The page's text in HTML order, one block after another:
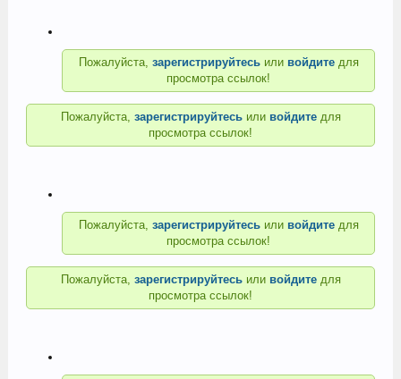
Пожалуйста, зарегистрируйтесьили войдите для
просмотра ссылок!
Пожалуйста, зарегистрируйтесьили войдите для
просмотра ссылок!
Пожалуйста, зарегистрируйтесьили войдите для
просмотра ссылок!
Пожалуйста, зарегистрируйтесьили войдите для
просмотра ссылок!